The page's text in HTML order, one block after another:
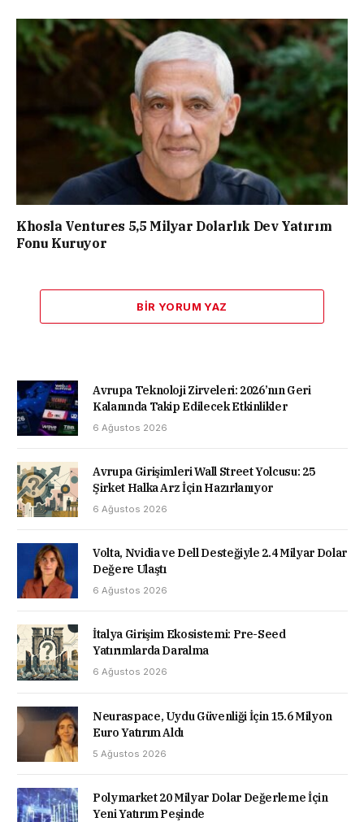
Khosla Ventures 5,5 Milyar Dolarlık Dev Yatırım
Fonu Kuruyor
BIR YORUM YAZ
Avrupa Teknoloji Zirveleri: 2026’nın Geri
Kalanında Takip Edilecek Etkinlikler
6 Ağustos 2026
Avrupa Girişimleri Wall Street Yolcusu: 25
Şirket Halka Arz İçin Hazırlanıyor
6 Ağustos 2026
Volta, Nvidia ve Dell Desteğiyle 2.4 Milyar Dolar
Değere Ulaştı
6 Ağustos 2026
İtalya Girişim Ekosistemi: Pre-Seed
Yatırımlarda Daralma
6 Ağustos 2026
Neuraspace, Uydu Güvenliği İçin 15.6 Milyon
Euro Yatırım Aldı
5 Ağustos 2026
Polymarket 20 Milyar Dolar Değerleme İçin
Yeni Yatırım Peşinde